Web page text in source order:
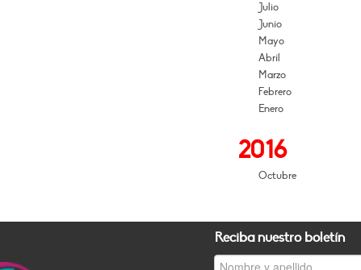
Julio
Junio
Mayo
Abril
Marzo
Febrero
Enero
2016
Octubre
Reciba nuestro boletín